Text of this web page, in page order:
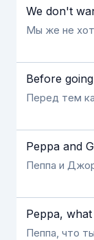
We don't
Мы же не
Before
Перед тем
Peppa and
Пеппа и
Peppa,
Пеппа, что